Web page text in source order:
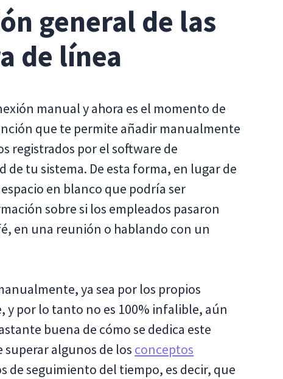
general de las
de línea
manual y ahora es el momento de
que te permite añadir manualmente
registrados por el software de
tu sistema. De esta forma, en lugar de
en blanco que podría ser
sobre si los empleados pasaron
en una reunión o hablando con un
ya sea por los propios
y por lo tanto no es 100% infalible, aún
buena de cómo se dedica este
superar algunos de los conceptos
de seguimiento del tiempo, es decir, que